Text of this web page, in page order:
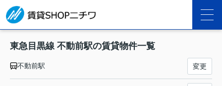
東急目黒線 不動前駅の賃貸物件一覧
不動前駅 変更